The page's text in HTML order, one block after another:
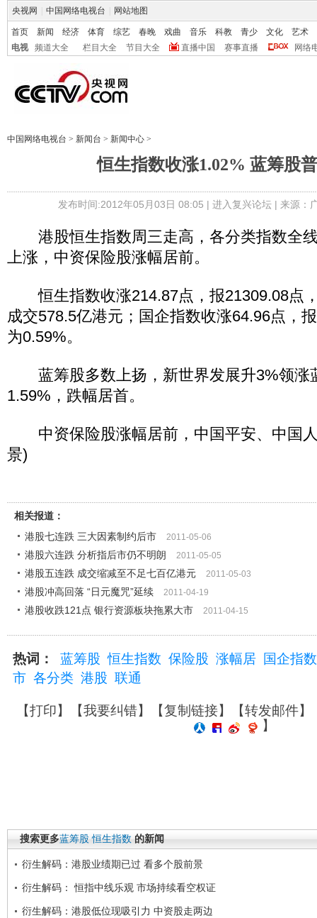
央视网 中国网络电视台 网站地图
首页 新闻 经济 体育 综艺 春晚 戏曲 音乐 科教 青少 文化
艺术
电视
频道大全 栏目大全 节目大全 直播中国 赛事直播 网络
中国网络电视台 > 新闻台 > 新闻中心 >
恒生指数收涨1.02% 蓝筹股
发布时间:2012年05月03日 08:05 | 进入复兴论坛| 来源：
港股恒生指数周三走高，各分类指数全
上涨，中资保险股涨幅居前。
恒生指数收涨214.87点，报21309.08点
成交578.5亿港元；国企指数收涨64.96点，
为0.59%。
蓝筹股多数上扬，新世界发展升3%领涨
1.59%，跌幅居首。
中资保险股涨幅居前，中国平安、中国
景)
相关报道：
港股七连跌 三大因素制约后市
2011-05-06
港股六连跌 分析指后市仍不明朗 2011-05-05
港股五连跌 成交缩减至不足七百亿港元 2011-05-03
港股冲高回落 “日元魔咒”延续 2011-04-19
港股收跌121点 银行资源板块拖累大市 2011-04-15
热词： 蓝筹股 恒生指数 保险股 涨幅居
国企指数
市 各分类 港股 联通
【打印】【我要纠错】【复制链接】【转发邮件】
】
搜索更多蓝筹股 恒生指数 的新闻
衍生解码：港股业绩期已过 看多个股前景
衍生解码： 恒指中线乐观 市场持续看空权证
衍生解码：港股低位现吸引力 中资股走两边